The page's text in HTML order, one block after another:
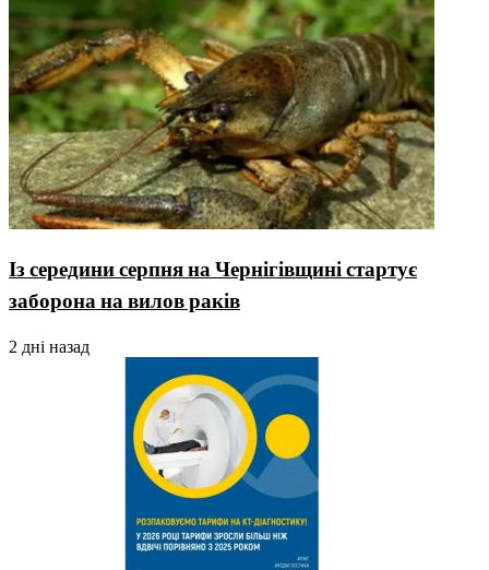
Із середини серпня на Чернігівщині стартує
заборона на вилов раків
2 дні назад